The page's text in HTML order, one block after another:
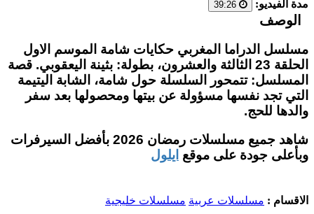
مدة الفيديو:
الوصف
مسلسل الدراما المغربي حكايات شامة الموسم الاول
الحلقة 23 الثالثة والعشرون، بطولة: بثينة اليعقوبي. قصة
المسلسل: تتمحور السلسلة حول شامة، الشابة اليتيمة
التي تجد نفسها مسؤولة عن بيتها ومحصولها بعد سفر
والدها للحج.
شاهد جميع مسلسلات رمضان 2026 بأفضل السيرفرات
وبأعلى جودة على موقع ايلول
الاقسام : مسلسلات عربية مسلسلات خليجية